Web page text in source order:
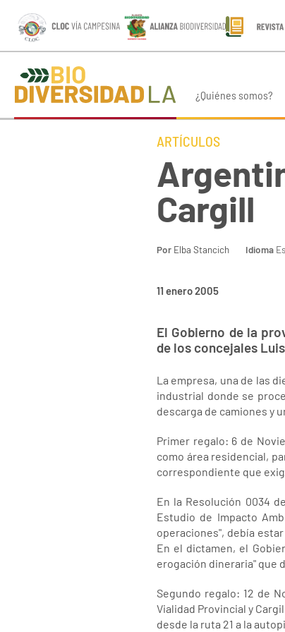
¿Quiénes somos?
ARTÍCULOS
Cargill
Por Elba Stancich Idioma
11 enero 2005
El Gobierno de la
de los concejales
La empresa, una de las
industrial donde se
descarga de camiones y
Primer regalo: 6 de
como área residencial,
correspondiente que
En la Resolución 0034
Estudio de Impacto
operaciones", debía
En el dictamen, el
erogación dineraria" que
Segundo regalo: 12 de
Vialidad Provincial y
desde la ruta 21 a la